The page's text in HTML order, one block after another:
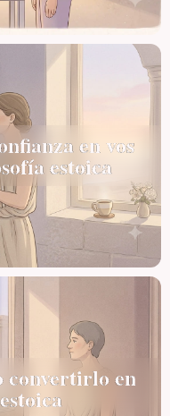
en vos
estoica
convertirlo en